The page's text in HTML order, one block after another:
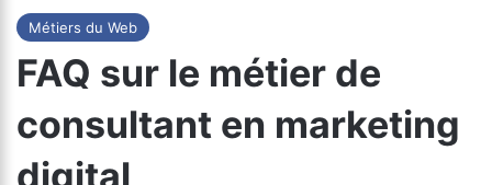
Métiers du Web
FAQ sur le métier de
consultant en marketing
digital